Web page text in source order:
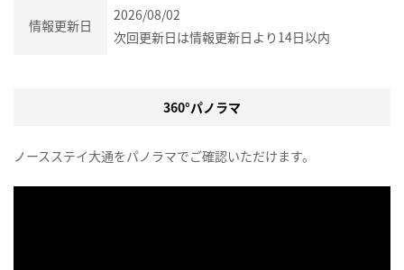
情報更新日
2026/08/02
次回更新日は情報更新日より14日以内
360°パノラマ
ノースステイ大通をパノラマでご確認いただけます。